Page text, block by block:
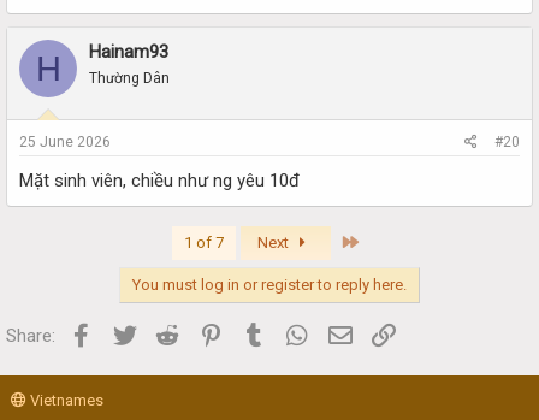
H Hainam93
Thường Dân
25 June 2026 #20
Mặt sinh viên, chiều như ng yêu 10đ
1 of 7 Next
You must log in or register to reply here.
Share: Facebook
Twitter Reddit PinterestTumblr WhatsApp
Email
Vietnames